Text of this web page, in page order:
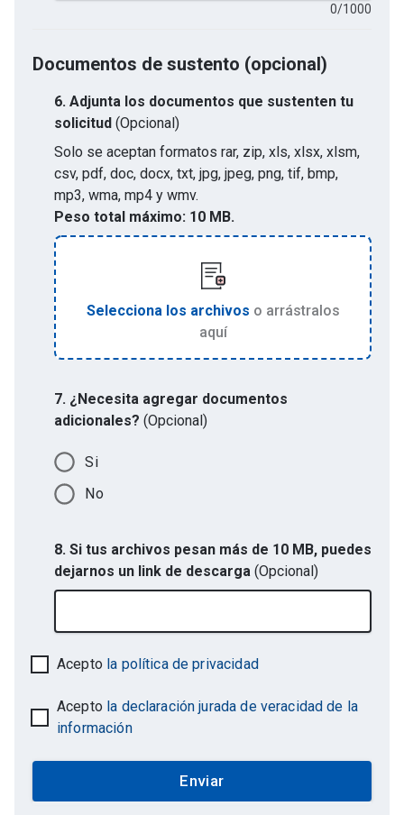
0/1000
Documentos de sustento (opcional)
6. Adjunta los documentos que sustenten tu
solicitud (Opcional)
Solo se aceptan formatos rar, zip, xls, xlsx, xlsm,
csv, pdf, doc, docx, txt, jpg, jpeg, png, tif, bmp,
mp3, wma, mp4 y wmv.
Peso total máximo: 10 MB.
Selecciona los archivos o arrástralos
aquí
7. ¿Necesita agregar documentos
adicionales? (Opcional)
Si
No
8. Si tus archivos pesan más de 10 MB, puedes
dejarnos un link de descarga (Opcional)
Acepto la política de privacidad
Acepto la declaración jurada de veracidad de la
información
Enviar